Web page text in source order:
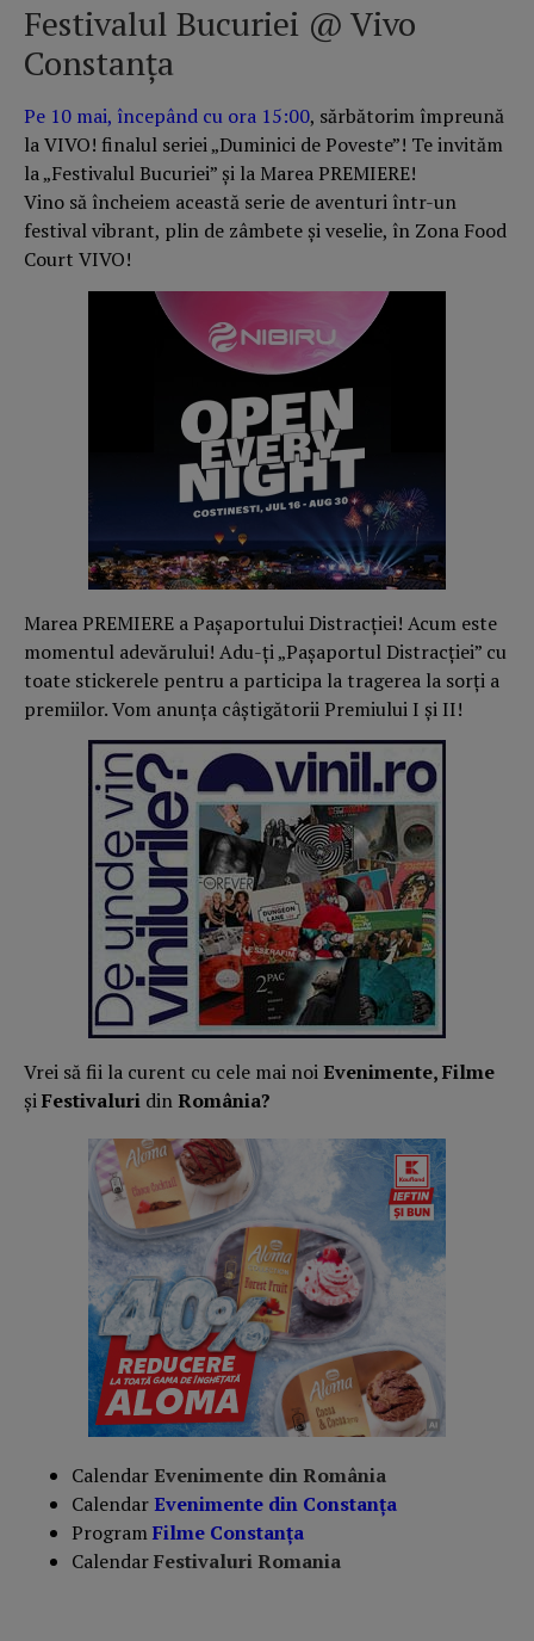
Festivalul Bucuriei @ Vivo
Constanța
Pe 10 mai, începând cu ora 15:00, sărbătorim împreună
la VIVO! finalul seriei „Duminici de Poveste”! Te invităm
la „Festivalul Bucuriei” și la Marea PREMIERE!​
Vino să încheiem această serie de aventuri într-un
festival vibrant, plin de zâmbete și veselie, în Zona Food
Court VIVO!​
Marea PREMIERE a Pașaportului Distracției! Acum este
momentul adevărului! Adu-ți „Pașaportul Distracției” cu
toate stickerele pentru a participa la tragerea la sorți a
premiilor. Vom anunța câștigătorii Premiului I și II!​
Vrei să fii la curent cu cele mai noiEvenimente, Filme
șiFestivaluri dinRomânia?
Calendar Evenimente din România
CalendarEvenimente din Constanța
ProgramFilme Constanța
CalendarFestivaluri Romania